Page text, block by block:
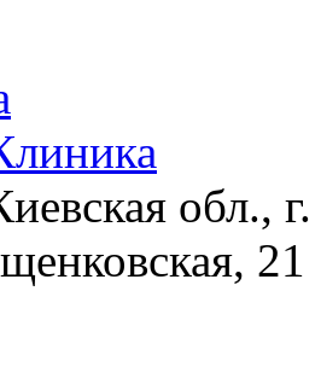
i
слов!
10 раз
i
обл.,
21